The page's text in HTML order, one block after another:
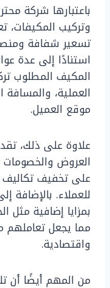
باعتبارها شركة
وتركيب
تسعير شفافة
استنادًا إلى عدة
المكيف المطلوب
العملية،
موقع العميل.
علاوة على ذلك،
العروض
على تخفيف
للعملاء. بالإضافة
بمزايا إضافية مثل
مما يجعل تعاملهم
واقتصادية.
من المهم أيضًا أن